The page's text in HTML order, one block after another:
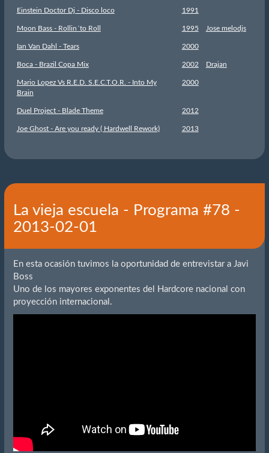
Einstein Doctor Dj - Disco loco 1991
Moon Bass - Rollin´to Roll 1995 Jose melodjs
Ian Van Dahl - Tears 2000
Boca - Brazil Copa Mix 2002 Drajan
Mario Lopez Vs R.E.D. S.E.C.T.O.R. - Into My
Brain
2000
Duel Project - Blade Theme 2012
Joe Ghost - Are you ready ( Hardwell Rework) 2013
La vieja escuela - Programa #78 -
2013-02-01
En esta ocasión tuvimos la oportunidad de entrevistar a Javi
Boss
Uno de los mayores exponentes del Hardcore nacional con
proyección internacional.